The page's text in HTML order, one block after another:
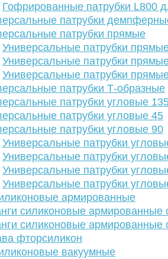
Гофрированные патрубки L800
патрубки
патрубки прямые
Универсальные патрубки
Универсальные патрубки
Универсальные патрубки
патрубки Т-образные
патрубки угловые
патрубки угловые 45
патрубки угловые 90
Универсальные патрубки
Универсальные патрубки
Универсальные патрубки
Универсальные патрубки
армированные
силиконовые армированные
силиконовые армированные
фторсиликон
вакуумные